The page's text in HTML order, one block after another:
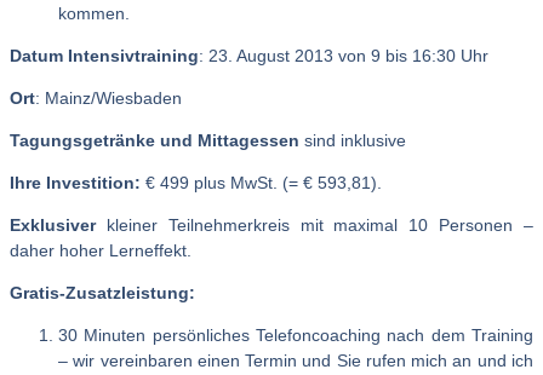
kommen.
Datum Intensivtraining: 23. August 2013 von 9 bis 16:30 Uhr
Ort: Mainz/Wiesbaden
Tagungsgetränke und Mittagessen sind inklusive
Ihre Investition: € 499 plus MwSt. (= € 593,81).
Exklusiverkleiner Teilnehmerkreis mit maximal 10 Personen –
daher hoher Lerneffekt.
Gratis-Zusatzleistung:
30 Minuten persönliches Telefoncoaching nach dem Training
– wir vereinbaren einen Termin und Sie rufen mich an und ich